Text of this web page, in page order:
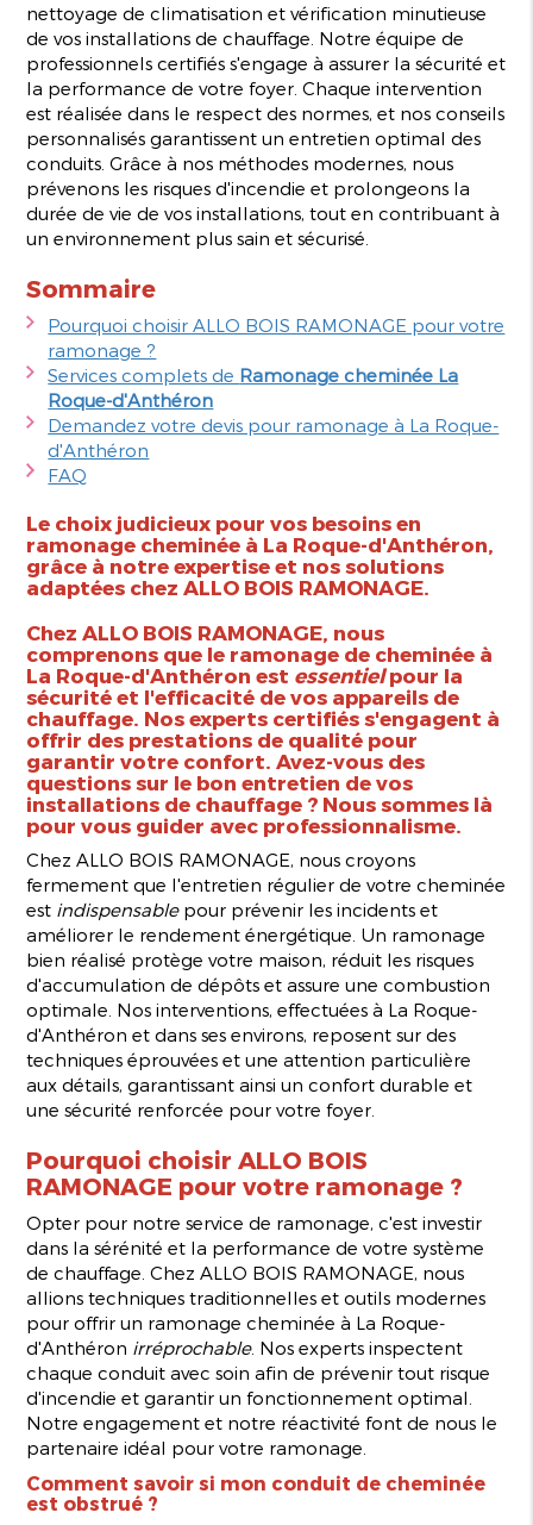
nettoyage de climatisation et vérification minutieuse
de vos installations de chauffage. Notre équipe de
professionnels certifiés s'engage à assurer la sécurité et
la performance de votre foyer. Chaque intervention
est réalisée dans le respect des normes, et nos conseils
personnalisés garantissent un entretien optimal des
conduits. Grâce à nos méthodes modernes, nous
prévenons les risques d'incendie et prolongeons la
durée de vie de vos installations, tout en contribuant à
un environnement plus sain et sécurisé.
Sommaire
Pourquoi choisir ALLO BOIS RAMONAGE pour votre
ramonage ?
Services complets de Ramonage cheminée La
Roque-d'Anthéron
Demandez votre devis pour ramonage à La Roque-
d'Anthéron
FAQ
Le choix judicieux pour vos besoins en
ramonage cheminée à La Roque-d'Anthéron
grâce à notre expertise et nos solutions
adaptées chez ALLO BOIS RAMONAGE.
Chez ALLO BOIS RAMONAGE, nous
comprenons que le ramonage de cheminée à
La Roque-d'Anthéron est essentielpour la
sécurité et l'efficacité de vos appareils de
chauffage. Nos experts certifiés s'engagent à
offrir des prestations de qualité pour
garantir votre confort. Avez-vous des
questions sur le bon entretien de vos
installations de chauffage ? Nous sommes là
pour vous guider avec professionnalisme.
Chez ALLO BOIS RAMONAGE, nous croyons
fermement que l'entretien régulier de votre cheminée
est indispensablepour prévenir les incidents et
améliorer le rendement énergétique. Un ramonage
bien réalisé protège votre maison, réduit les risques
d'accumulation de dépôts et assure une combustion
optimale. Nos interventions, effectuées à La Roque-
d'Anthéron et dans ses environs, reposent sur des
techniques éprouvées et une attention particulière
aux détails, garantissant ainsi un confort durable et
une sécurité renforcée pour votre foyer.
Pourquoi choisir ALLO BOIS
RAMONAGE pour votre ramonage ?
Opter pour notre service de ramonage, c'est investir
dans la sérénité et la performance de votre système
de chauffage. Chez ALLO BOIS RAMONAGE, nous
allions techniques traditionnelles et outils modernes
pour offrir un ramonage cheminée à La Roque-
d'Anthéron irréprochable. Nos experts inspectent
chaque conduit avec soin afin de prévenir tout risque
d'incendie et garantir un fonctionnement optimal.
Notre engagement et notre réactivité font de nous le
partenaire idéal pour votre ramonage.
Comment savoir si mon conduit de cheminée
est obstrué ?